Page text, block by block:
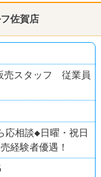
佐賀店
売スタッフ 従業員
相談◆日曜・祝日
経験者優遇！